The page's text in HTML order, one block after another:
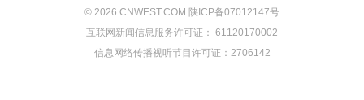
© 2026 CNWEST.COM 陕ICP备07012147号
互联网新闻信息服务许可证： 61120170002
信息网络传播视听节目许可证：2706142